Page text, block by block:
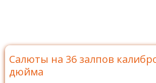
Салюты на 36 залпов
дюйма